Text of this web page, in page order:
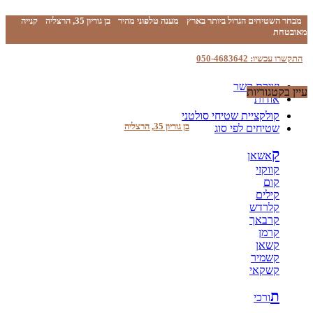
מבחר השטיחים הגדול ביותר בארץ מענה טלפוני מהיר בן גוריון 35, הרצליה
קנייה
מאובטחת
התקשרו עכשיו: 050-4683642
יצירת קשר
אודות
בן גוריון 35, הרצליה
עיין בקטגוריות
קולקציית שטיחי סולטני
שטיחים לפי סוג
קאשאן
קווקזי
קום
קילים
קלרדש
קרבאך
קרמן
קשאן
קשמיר
קשקאי
תורכי